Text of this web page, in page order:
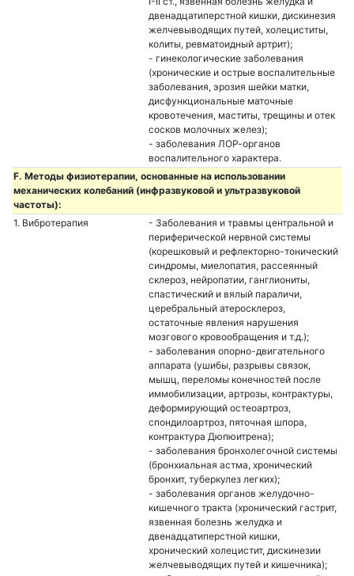
двенадцатиперстной кишки, дискинезия
желчевыводящих путей, холециститы,
колиты, ревматоидный артрит);
- гинекологические заболевания
(хронические и острые воспалительные
заболевания, эрозия шейки матки,
дисфункциональные маточные
кровотечения, маститы, трещины и отек
сосков молочных желез);
- заболевания ЛОР-органов
воспалительного характера.
F. Методы физиотерапии, основанные на использовании
механических колебаний (инфразвуковой и ультразвуковой
частоты):
1. Вибротерапия
- Заболевания и травмы центральной и
периферической нервной системы
(корешковый и рефлекторно-тонический
синдромы, миелопатия, рассеянный
склероз, нейропатии, ганглиониты,
спастический и вялый параличи,
церебральный атеросклероз,
остаточные явления нарушения
мозгового кровообращения и т.д.);
- заболевания опорно-двигательного
аппарата (ушибы, разрывы связок,
мышц, переломы конечностей после
иммобилизации, артрозы, контрактуры,
деформирующий остеоартроз,
спондилоартроз, пяточная шпора,
контрактура Дюпюитрена);
- заболевания бронхолегочной системы
(бронхиальная астма, хронический
бронхит, туберкулез легких);
- заболевания органов желудочно-
кишечного тракта (хронический гастрит,
язвенная болезнь желудка и
двенадцатиперстной кишки,
хронический холецистит, дискинезии
желчевыводящих путей и кишечника);